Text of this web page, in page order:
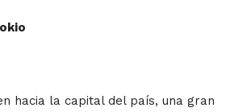
hacia la capital del país, una gran